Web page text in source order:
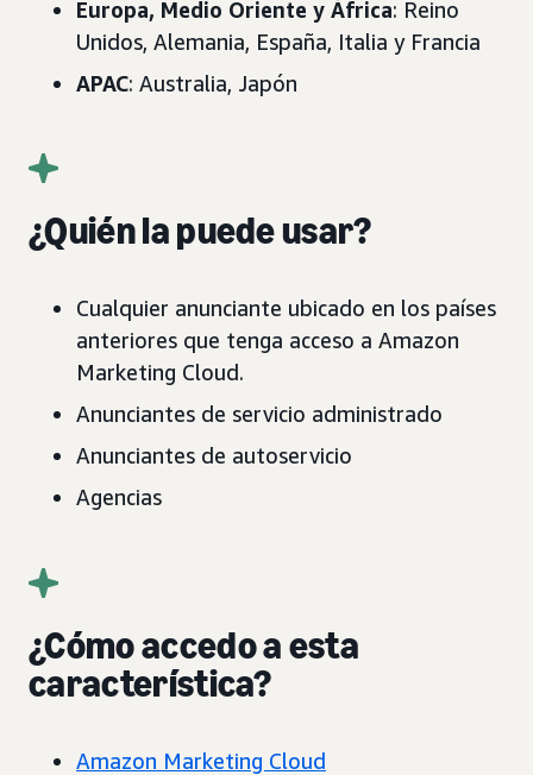
Europa, Medio Oriente y África: Reino
Unidos, Alemania, España, Italia y Francia
APAC: Australia, Japón
¿Quién la puede usar?
Cualquier anunciante ubicado en los países
anteriores que tenga acceso a Amazon
Marketing Cloud.
Anunciantes de servicio administrado
Anunciantes de autoservicio
Agencias
¿Cómo accedo a esta
característica?
Amazon Marketing Cloud